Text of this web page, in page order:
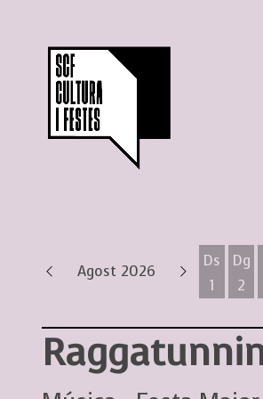
Agost 2026
Ds
1
Dg
2